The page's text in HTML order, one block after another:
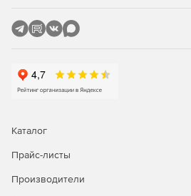
Улучшенная миграция данных в
Возможность создавать
копирования, импорта\экспорта
Генерация уведомлений через
Экспорт отчетов в различных
Каталог
Прайс-листы
Производители